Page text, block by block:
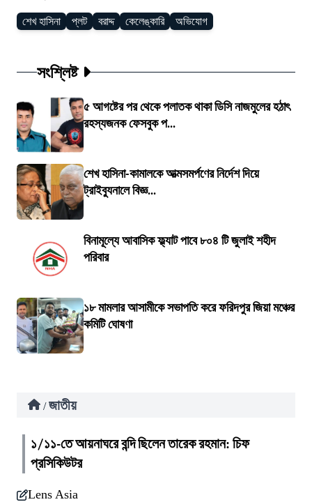
শেখ হাসিনা প্লট বরাদ্দ কেলেঙ্কারি অভিযোগ
সংশ্লিষ্ট
৫ আগষ্টের পর থেকে পলাতক থাকা ডিসি নাজমুলের হঠাৎ
রহস্যজনক ফেসবুক প...
শেখ হাসিনা-কামালকে আত্মসমর্পণের নির্দেশ দিয়ে
ট্রাইব্যুনালে বিজ্ঞ...
বিনামূল্যে আবাসিক ফ্ল্যাট পাবে ৮০৪ টি জুলাই শহীদ
পরিবার
১৮ মামলার আসামীকে সভাপতি করে ফরিদপুর জিয়া মঞ্চের
কমিটি ঘোষণা
/ জাতীয়
১/১১-তে আয়নাঘরে বন্দি ছিলেন তারেক রহমান: চিফ
প্রসিকিউটর
Lens Asia